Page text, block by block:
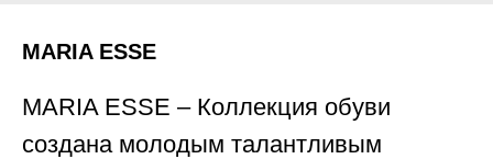
MARIA ESSE
MARIA ESSE – Коллекция обуви
создана молодым талантливым